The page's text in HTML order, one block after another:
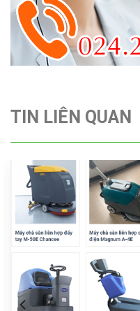
TIN LIÊN QUAN